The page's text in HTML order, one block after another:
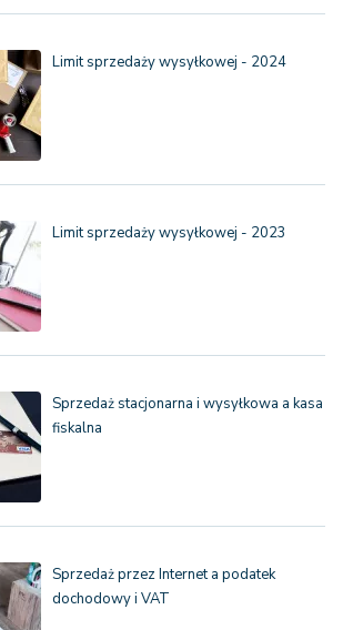
Limit sprzedaży wysyłkowej - 2024
Limit sprzedaży wysyłkowej - 2023
Sprzedaż stacjonarna i wysyłkowa a kasa
fiskalna
Sprzedaż przez Internet a podatek
dochodowy i VAT